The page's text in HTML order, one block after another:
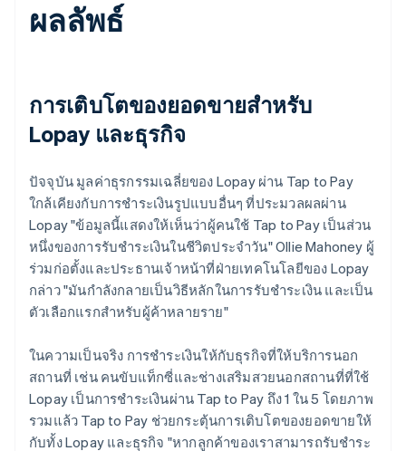
ผลลัพธ์
การเติบโตของยอดขายสำหรับ
Lopay และธุรกิจ
ปัจจุบัน มูลค่าธุรกรรมเฉลี่ยของ Lopay ผ่าน Tap to Pay
ใกล้เคียงกับการชำระเงินรูปแบบอื่นๆ ที่ประมวลผลผ่าน
Lopay "ข้อมูลนี้แสดงให้เห็นว่าผู้คนใช้ Tap to Pay เป็นส่วน
หนึ่งของการรับชำระเงินในชีวิตประจำวัน" Ollie Mahoney ผู้
ร่วมก่อตั้งและประธานเจ้าหน้าที่ฝ่ายเทคโนโลยีของ Lopay
กล่าว "มันกำลังกลายเป็นวิธีหลักในการรับชำระเงิน และเป็น
ตัวเลือกแรกสำหรับผู้ค้าหลายราย"
ในความเป็นจริง การชำระเงินให้กับธุรกิจที่ให้บริการนอก
สถานที่ เช่น คนขับแท็กซี่และช่างเสริมสวยนอกสถานที่ที่ใช้
Lopay เป็นการชำระเงินผ่าน Tap to Pay ถึง 1 ใน 5 โดยภาพ
รวมแล้ว Tap to Pay ช่วยกระตุ้นการเติบโตของยอดขายให้
กับทั้ง Lopay และธุรกิจ "หากลูกค้าของเราสามารถรับชำระ